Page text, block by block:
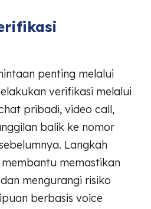
penting melalui
verifikasi melalui
pribadi, video call,
balik ke nomor
Langkah
memastikan
mengurangi risiko
berbasis voice